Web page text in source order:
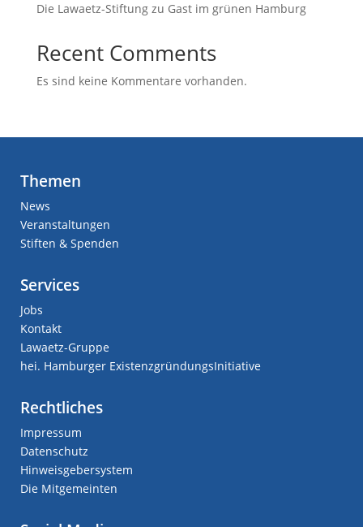
Die Lawaetz-Stiftung zu Gast im grünen Hamburg
Recent Comments
Es sind keine Kommentare vorhanden.
Themen
News
Veranstaltungen
Stiften & Spenden
Services
Jobs
Kontakt
Lawaetz-Gruppe
hei. Hamburger ExistenzgründungsInitiative
Rechtliches
Impressum
Datenschutz
Hinweisgebersystem
Die Mitgemeinten